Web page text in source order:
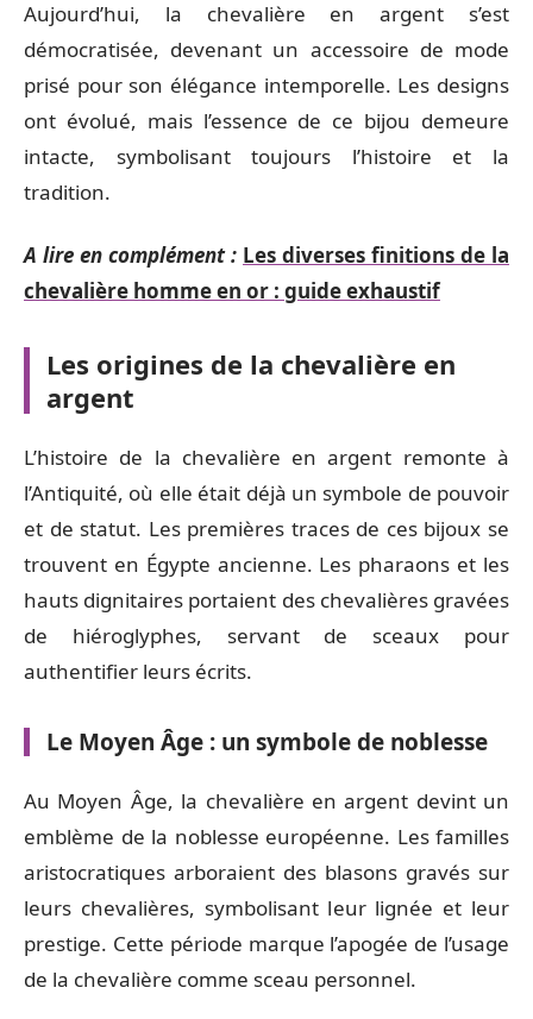
Aujourd’hui, la chevalière en argent s’est
démocratisée, devenant un accessoire de mode
prisé pour son élégance intemporelle. Les designs
ont évolué, mais l’essence de ce bijou demeure
intacte, symbolisant toujours l’histoire et la
tradition.
A lire en complément : Les diverses finitions de la
chevalière homme en or : guide exhaustif
Les origines de la chevalière en
argent
L’histoire de la chevalière en argent remonte à
l’Antiquité, où elle était déjà un symbole de pouvoir
et de statut. Les premières traces de ces bijoux se
trouvent en Égypte ancienne. Les pharaons et les
hauts dignitaires portaient des chevalières gravées
de hiéroglyphes, servant de sceaux pour
authentifier leurs écrits.
Le Moyen Âge : un symbole de noblesse
Au Moyen Âge, la chevalière en argent devint un
emblème de la noblesse européenne. Les familles
aristocratiques arboraient des blasons gravés sur
leurs chevalières, symbolisant leur lignée et leur
prestige. Cette période marque l’apogée de l’usage
de la chevalière comme sceau personnel.